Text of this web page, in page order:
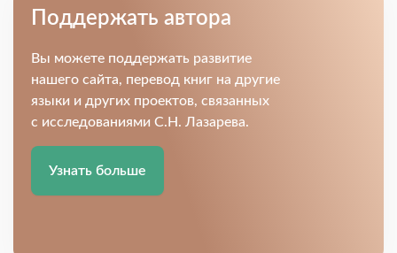
Поддержать автора
Вы можете поддержать развитие
нашего сайта, перевод книг на другие
языки и других проектов, связанных
с исследованиями С.Н. Лазарева.
Узнать больше